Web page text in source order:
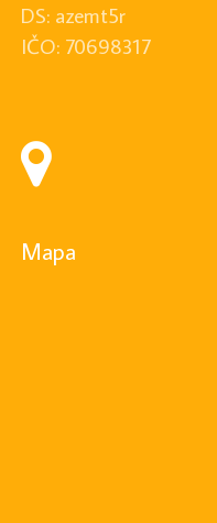
DS: azemt5r
IČO: 70698317
Mapa